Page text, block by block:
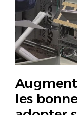
les